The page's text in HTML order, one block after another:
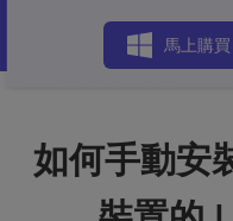
馬上購買
如何手動安